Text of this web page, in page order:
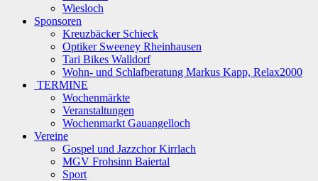
Wiesloch
Sponsoren
Kreuzbäcker Schieck
Optiker Sweeney Rheinhausen
Tari Bikes Walldorf
Wohn- und Schlafberatung Markus Kapp, Relax2000
TERMINE
Wochenmärkte
Veranstaltungen
Wochenmarkt Gauangelloch
Vereine
Gospel und Jazzchor Kirrlach
MGV Frohsinn Baiertal
Sport